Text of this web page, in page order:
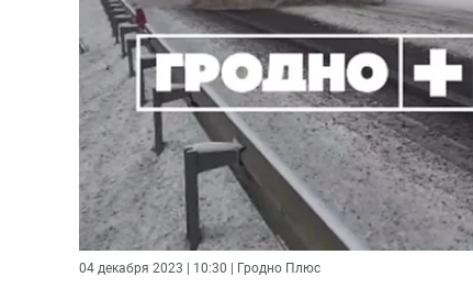
04 декабря 2023 | 10:30 | Гродно Плюс